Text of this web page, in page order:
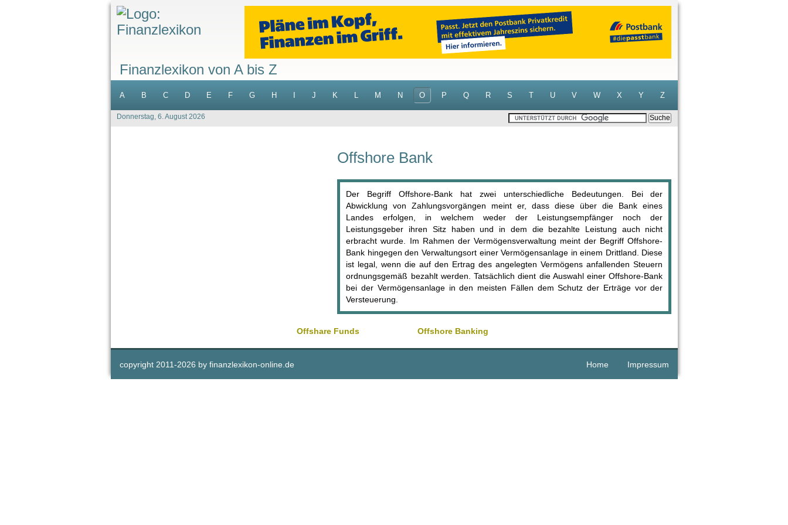
Finanzlexikon von A bis Z
A B C D E F G H J K L M N O P Q R S T U V W X Y Z
Donnerstag, 6. August 2026
Offshore Bank
Der Begriff Offshore-Bank hat zwei unterschiedliche Bedeutungen. Bei der
Abwicklung von Zahlungsvorgängen meint er, dass diese über die Bank eines
Landes erfolgen, in welchem weder der Leistungsempfänger noch der
Leistungsgeber ihren Sitz haben und in dem die bezahlte Leistung auch nicht
erbracht wurde. Im Rahmen der Vermögensverwaltung meint der Begriff Offshore-
Bank hingegen den Verwaltungsort einer Vermögensanlage in einem Drittland. Diese
ist legal, wenn die auf den Ertrag des angelegten Vermögens anfallenden Steuern
ordnungsgemäß bezahlt werden. Tatsächlich dient die Auswahl einer Offshore-Bank
bei der Vermögensanlage in den meisten Fällen dem Schutz der Erträge vor der
Versteuerung.
Offshare Funds Offshore Banking
copyright 2011-2026 by finanzlexikon-online.de Home Impressum